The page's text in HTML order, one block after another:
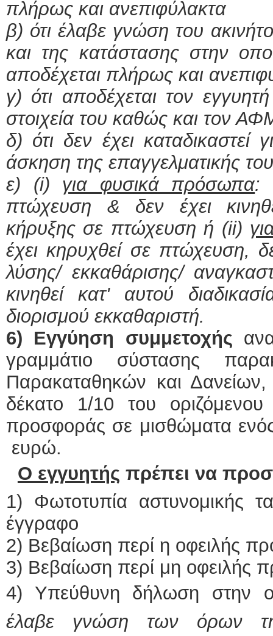
πλήρως και ανεπιφύλακτα
β) ότι έλαβε γνώση του
και της κατάστασης στην
αποδέχεται πλήρως και
γ) ότι αποδέχεται τον
στοιχεία του καθώς και τον
δ) ότι δεν έχει καταδικαστεί
άσκηση της επαγγελματικής
ε) (i) για φυσικά πρόσωπα:
πτώχευση & δεν έχει
κήρυξης σε πτώχευση ή (ii)
έχει κηρυχθεί σε πτώχευση,
λύσης/ εκκαθάρισης/
κινηθεί κατ' αυτού
διορισμού εκκαθαριστή.
6) Εγγύηση συμμετοχής
γραμμάτιο σύστασης
Παρακαταθηκών και
δέκατο 1/10 του
προσφοράς σε μισθώματα
ευρώ.
Ο εγγυητής πρέπει να
1) Φωτοτυπία αστυνομικής
έγγραφο
2) Βεβαίωση περί η οφειλής
3) Βεβαίωση περί μη οφειλής
4) Υπεύθυνη δήλωση στην
έλαβε γνώση των όρων